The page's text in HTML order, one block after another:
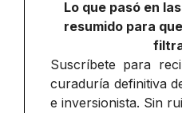
Lo que pasó en
resumido para
Suscríbete para
curaduría definitiva
e inversionista. Sin